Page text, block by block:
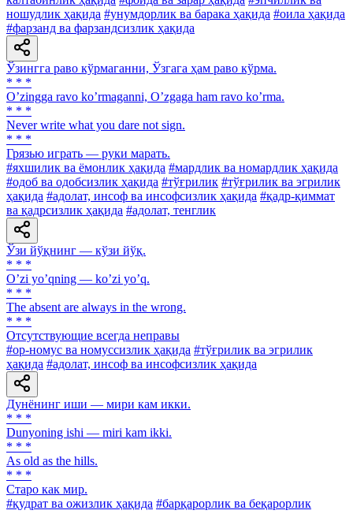
ношудлик ҳақида #унумдорлик ва барака ҳақида #оила ҳақида
#фарзанд ва фарзандсизлик ҳақида
Ўзингга раво кўрмаганни, Ўзгага ҳам раво кўрма.
* * *
Oʼzingga ravo koʼrmaganni, Oʼzgaga ham ravo koʼrma.
* * *
Never write what you dare not sign.
* * *
Грязью играть — руки марать.
#яхшилик ва ёмонлик ҳақида #мардлик ва номардлик ҳақида
#одоб ва одобсизлик ҳақида #тўғрилик #тўғрилик ва эгрилик
ҳақида #адолат, инсоф ва инсофсизлик ҳақида #қадр-қиммат
ва қадрсизлик ҳақида #адолат, тенглик
Ўзи йўқнинг — кўзи йўқ.
* * *
Oʼzi yoʼqning — koʼzi yoʼq.
* * *
The absent are always in the wrong.
* * *
Отсутствующие всегда неправы
#ор-номус ва номуссизлик ҳақида #тўғрилик ва эгрилик
ҳақида #адолат, инсоф ва инсофсизлик ҳақида
Дунёнинг иши — мири кам икки.
* * *
Dunyoning ishi — miri kam ikki.
* * *
As old as the hills.
* * *
Старо как мир.
#қудрат ва ожизлик ҳақида #барқарорлик ва беқарорлик